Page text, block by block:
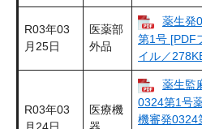
R03年03
月25日
医薬部
外品
薬生発
第1号 [PDF
イル／
R03年03
医療機
薬生監
0324第1号
機審発0324